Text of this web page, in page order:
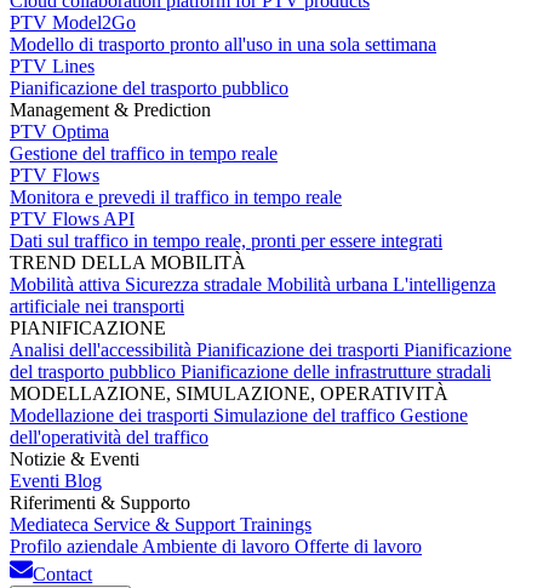
PTV Model2Go
Modello di trasporto pronto all'uso in una sola settimana
PTV Lines
Pianificazione del trasporto pubblico
Management & Prediction
PTV Optima
Gestione del traffico in tempo reale
PTV Flows
Monitora e prevedi il traffico in tempo reale
PTV Flows API
Dati sul traffico in tempo reale, pronti per essere integrati
TREND DELLA MOBILITÀ
Mobilità attiva Sicurezza stradale Mobilità urbana L'intelligenza
artificiale nei transporti
PIANIFICAZIONE
Analisi dell'accessibilità Pianificazione dei trasporti Pianificazione
del trasporto pubblico Pianificazione delle infrastrutture stradali
MODELLAZIONE, SIMULAZIONE, OPERATIVITÀ
Modellazione dei trasporti Simulazione del traffico Gestione
dell'operatività del traffico
Notizie & Eventi
Eventi Blog
Riferimenti & Supporto
Mediateca Service & Support Trainings
Profilo aziendale Ambiente di lavoro Offerte di lavoro
Contact